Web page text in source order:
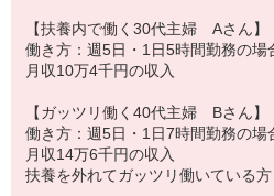
届けします
お客さまはお子様がいる個人宅
るオフィスなど様々！いろいろな方
13:00 センターに帰着し仲間と昼食
14:00 当日の売り上げ集計と次の日
14:40 帰宅
【扶養内で働く30代主婦 Aさん】
働き方：週5日・1日5時間勤務の場
月収10万4千円の収入
【ガッツリ働く40代主婦 Bさん】
働き方：週5日・1日7時間勤務の場
月収14万6千円の収入
扶養を外れてガッツリ働いている方